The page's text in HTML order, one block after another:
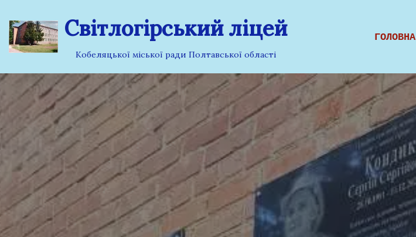
Перейти
до
Світлогірський ліцей
Кобеляцької міської ради Полтавської області
ГОЛОВНА